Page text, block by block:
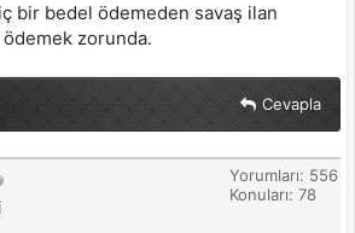
bir bedel ödemeden savaş ilan
zorunda.
Cevapla
Yorumları: 556
Konuları: 78